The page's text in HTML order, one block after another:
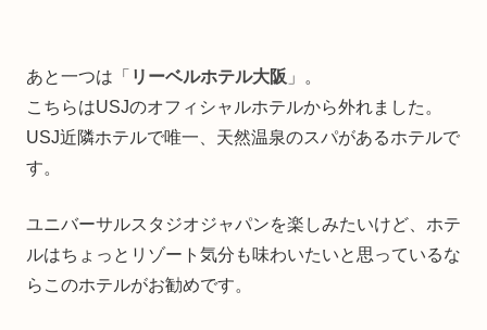
あと一つは「 リーベルホテル大阪 」。
こちらはUSJのオフィシャルホテルから外れました。
USJ近隣ホテルで唯一、天然温泉のスパがあるホテルで
す。
ユニバーサルスタジオジャパンを楽しみたいけど、ホテ
ルはちょっとリゾート気分も味わいたいと思っているな
らこのホテルがお勧めです。